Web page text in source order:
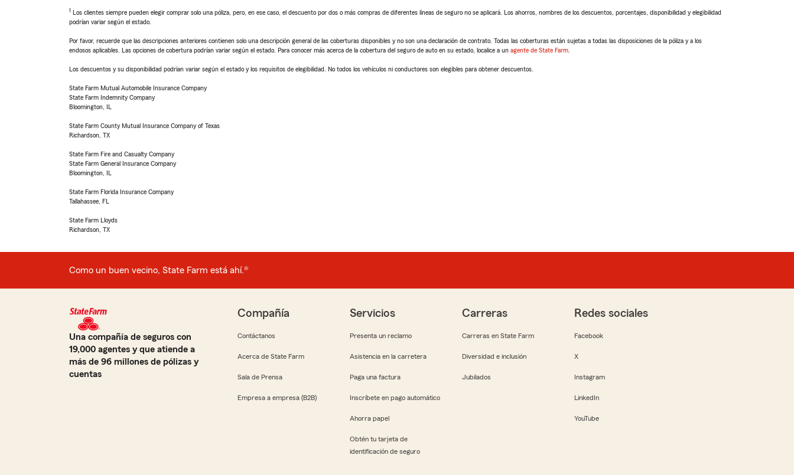
1 Los clientes siempre pueden elegir comprar solo una póliza, pero, en ese caso, el descuento por dos o más compras de diferentes líneas de seguro no se aplicará. Los ahorros, nombres de los descuentos, porcentajes, disponibilidad y elegibilidad
podrían variar según el estado.
Por favor, recuerde que las descripciones anteriores contienen solo una descripción general de las coberturas disponibles y no son una declaración de contrato. Todas las coberturas están sujetas a todas las disposiciones de la póliza y a los
endosos aplicables. Las opciones de cobertura podrían variar según el estado. Para conocer más acerca de la cobertura del seguro de auto en su estado, localice a un agente de State Farm
Los descuentos y su disponibilidad podrían variar según el estado y los requisitos de elegibilidad. No todos los vehículos ni conductores son elegibles para obtener descuentos.
State Farm Mutual Automobile Insurance Company
State Farm Indemnity Company
Bloomington, IL
State Farm County Mutual Insurance Company of Texas
Richardson, TX
State Farm Fire and Casualty Company
State Farm General Insurance Company
Bloomington, IL
State Farm Florida Insurance Company
Tallahassee, FL
State Farm Lloyds
Richardson, TX
Como un buen vecino, State Farm está ahí.®
Una compañía de seguros con
19,000 agentes y que atiende a
más de 96 millones de pólizas y
cuentas
Compañía
Contáctanos
Acerca de State Farm
Sala de Prensa
Empresa a empresa (B2B)
Servicios
Presenta un reclamo
Asistencia en la carretera
Paga una factura
Inscríbete en pago automático
Ahorra papel
Obtén tu tarjeta de
identificación de seguro
Carreras
Carreras en State Farm
Diversidad e inclusión
Jubilados
Redes sociales
Facebook
X
Instagram
LinkedIn
YouTube